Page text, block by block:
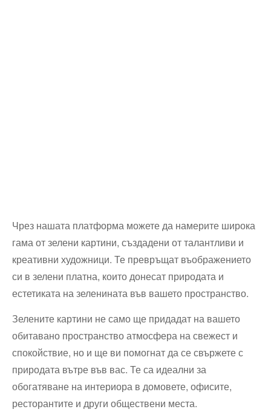
Чрез нашата платформа можете да намерите широка
гама от зелени картини, създадени от талантливи и
креативни художници. Те превръщат въображението
си в зелени платна, които донесат природата и
естетиката на зеленината във вашето пространство.
Зелените картини не само ще придадат на вашето
обитавано пространство атмосфера на свежест и
спокойствие, но и ще ви помогнат да се свържете с
природата вътре във вас. Те са идеални за
обогатяване на интериора в домовете, офисите,
ресторантите и други обществени места.